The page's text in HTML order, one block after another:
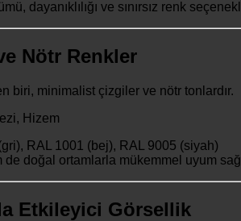
dayanıklılığı ve sınırsız renk
Nötr Renkler
biri, minimalist çizgiler ve nötr tonlardır.
Hizem
RAL 1001 (bej), RAL 9005 (siyah)
de doğal ortamlarla mükemmel uyum
Etkileyici Görsellik